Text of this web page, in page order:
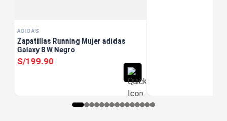
ADIDAS
Zapatillas Running Mujer adidas
Galaxy 8 W Negro
S/199.90